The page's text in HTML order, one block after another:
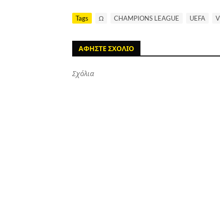
Tags Ω CHAMPIONS LEAGUE UEFA
ΑΦΗΣΤΕ ΣΧΟΛΙΟ
Σχόλια